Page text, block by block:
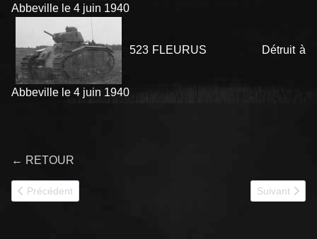
Abbeville le 4 juin 1940
523 FLEURUS Détruit à
Abbeville le 4 juin 1940
← RETOUR
Article précédent : 352e CACC
Précédent Article
Suivant